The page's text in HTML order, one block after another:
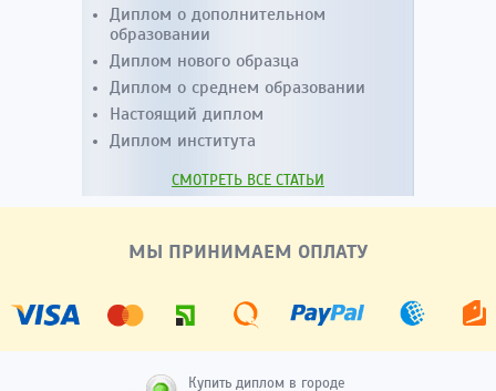
Диплом о дополнительном
образовании
Диплом нового образца
Диплом о среднем образовании
Настоящий диплом
Диплом института
СМОТРЕТЬ ВСЕ СТАТЬИ
МЫ ПРИНИМАЕМ ОПЛАТУ
Купить диплом в городе